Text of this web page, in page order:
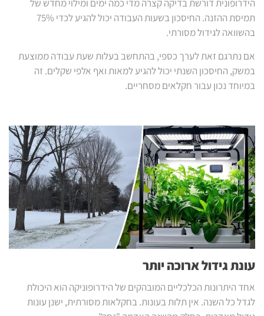
הידרופונית דורשת בדיקה קצרה מדי כמה ימים ומילוי מחדש של
תמיסת ההזנה. החיסכון בשעות העבודה יכול להגיע לכדי 75%
בהשוואה לגידול מסורתי.
אם נתרגם זאת לערך כספי, בהתחשב בעלות שעת עבודה ממוצעת
במשק, החיסכון השנתי יכול להגיע למאות ואף אלפי שקלים. זה
במיוחד נכון עבור חקלאים מסחריים.
עונת גידול ארוכה יותר
אחד היתרונות הכלכליים המובהקים של הידרופוניקה הוא היכולת
לגדל כל השנה. אין תלות בעונות. בחקלאות מסורתית, ישנן עונות